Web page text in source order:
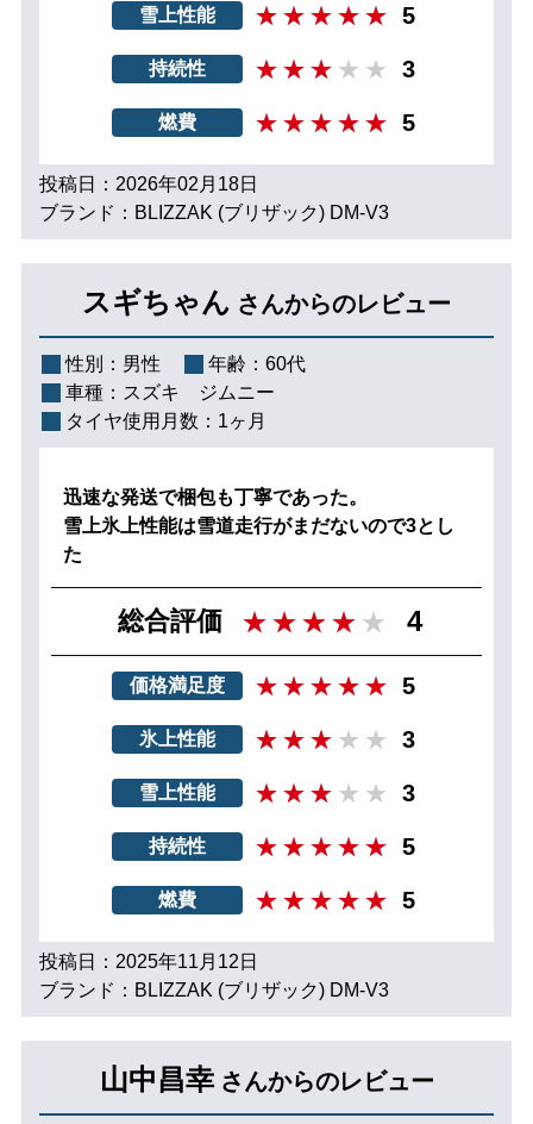
雪上性能 5
持続性 3
燃費 5
投稿日：2026年02月18日
ブランド：BLIZZAK (ブリザック) DM-V3
スギちゃん さんからのレビュー
性別： 男性 年齢： 60代
車種： スズキ ジムニー
タイヤ使用月数： 1ヶ月
迅速な発送で梱包も丁寧であった。
雪上氷上性能は雪道走行がまだないので3とし
た
総合評価 4
価格満足度 5
氷上性能 3
雪上性能 3
持続性 5
燃費 5
投稿日：2025年11月12日
ブランド：BLIZZAK (ブリザック) DM-V3
山中昌幸 さんからのレビュー